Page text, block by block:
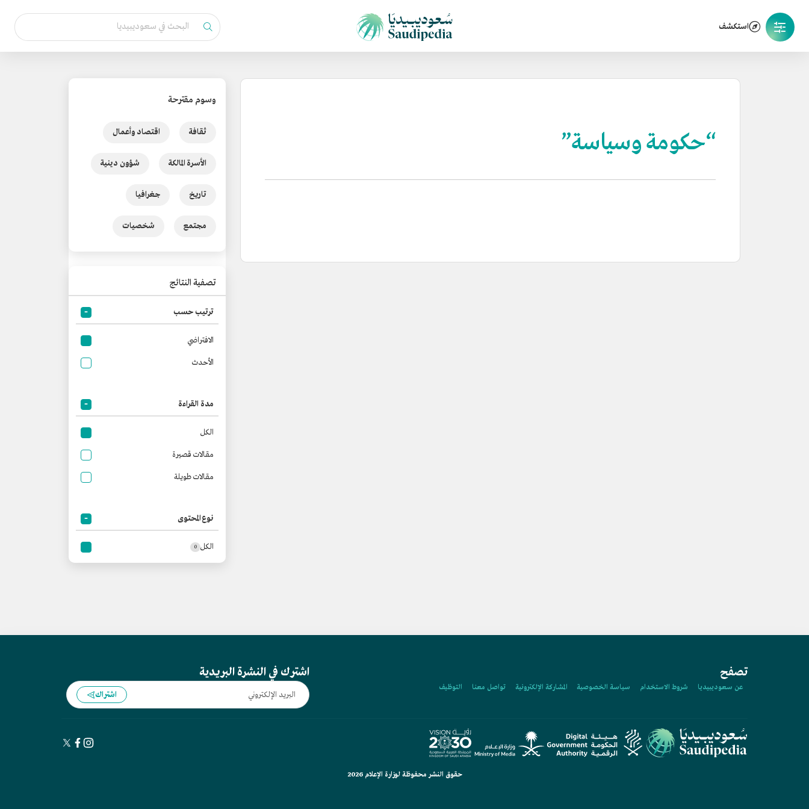
استكشف
“حكومة وسياسة”
وسوم مقترحة
ثقافة اقتصاد وأعمال
الأسرة المالكة شؤون دينية
تاريخ جغرافيا
مجتمع شخصيات
تصفية النتائج
ترتيب حسب
الافتراضي
الأحدث
مدة القراءة
الكل
مقالات قصيرة
مقالات طويلة
نوع المحتوى
الكل 0
تصفح
عن سعوديبيديا شروط الاستخدام سياسة الخصوصية المشاركة الإلكترونية تواصل معنا التوظيف
اشترك في النشرة البريدية
اشتراك
حقوق النشر محفوظة لوزارة الإعلام 2026